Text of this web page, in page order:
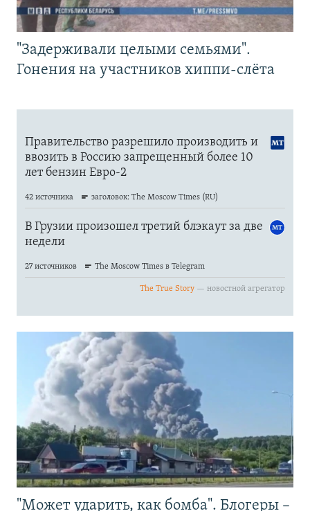
"Задерживали целыми семьями".
Гонения на участников хиппи-слёта
"Может ударить, как бомба". Блогеры –